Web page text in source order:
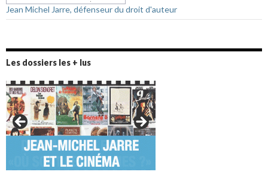
Jean Michel Jarre, défenseur du droit d'auteur
Les dossiers les + lus